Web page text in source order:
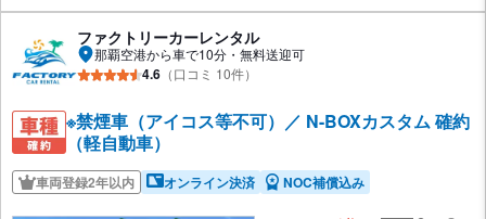
ファクトリーカーレンタル
那覇空港から車で10分・無料送迎可
4.6 （口コミ 10件）
※禁煙車（アイコス等不可）／ N-BOXカスタム 確約
（軽自動車）
車両登録2年以内 オンライン決済 NOC補償込み